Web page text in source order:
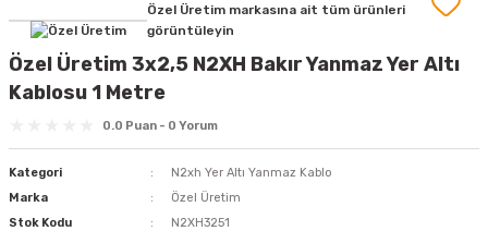
Özel Üretim markasına ait tüm ürünleri
görüntüleyin
Özel Üretim 3x2,5 N2XH Bakır Yanmaz Yer Altı
Kablosu 1 Metre
0.0 Puan - 0 Yorum
Kategori
N2xh Yer Altı Yanmaz Kablo
Marka
Özel Üretim
Stok Kodu
N2XH3251